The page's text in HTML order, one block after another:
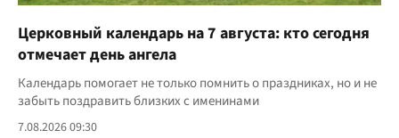
Церковный календарь на 7 августа: кто сегодня
отмечает день ангела
Календарь помогает не только помнить о праздниках, но и не
забыть поздравить близких с именинами
7.08.2026 09:30